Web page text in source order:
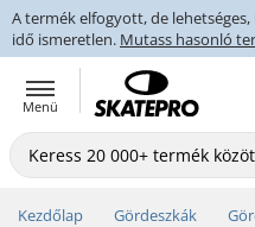
A termék elfogyott, de
idő ismeretlen. Mutass hasonló
Menü
Kezdőlap Gördeszkák